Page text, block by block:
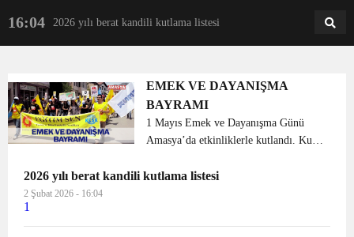
16:04 2026 yılı berat kandili kutlama listesi 18:31
EMEK VE DAYANIŞMA
BAYRAMI
1 Mayıs Emek ve Dayanışma Günü
Amasya’da etkinliklerle kutlandı. Kunç
partililerin üyeleri ellerinde dövizlerle
2026 yılı berat kandili kutlama listesi
2 Şubat 2026 - 16:04
1